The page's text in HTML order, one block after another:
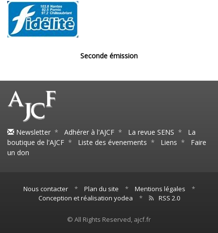
Seconde émission
Newsletter * Adhérer à l'AJCF * La revue SENS * La
boutique de l'AJCF * Liste des évenements * Liens * Faire
un don
Nous contacter * Plan du site * Mentions légales
*
Conception et réalisation yodea
* RSS 2.0
© All Rights Reserved, ajcf.fr